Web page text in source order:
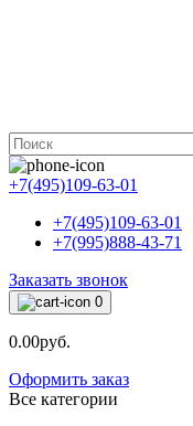
+7(495)109-63-01
+7(495)109-63-01
+7(995)888-43-71
Заказать звонок
0
0.00руб.
Оформить заказ
Все категории